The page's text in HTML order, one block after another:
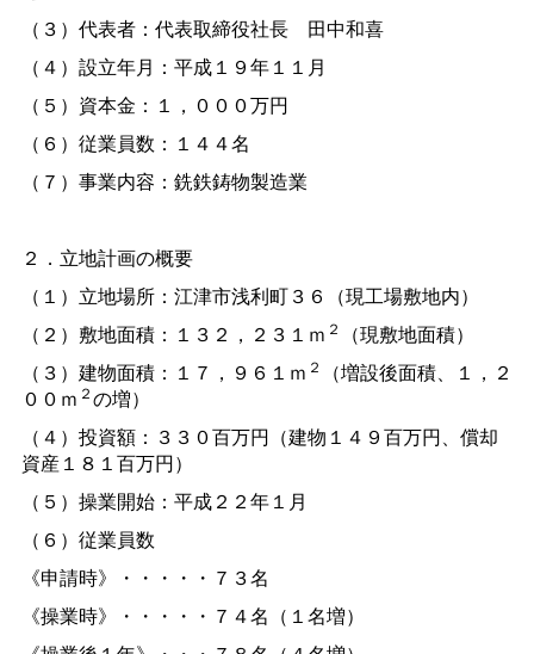
（３）代表者：代表取締役社長 田中和喜
（４）設立年月：平成１９年１１月
（５）資本金：１，０００万円
（６）従業員数：１４４名
（７）事業内容：銑鉄鋳物製造業
２．立地計画の概要
（１）立地場所：江津市浅利町３６（現工場敷地内）
（２）敷地面積：１３２，２３１ｍ ２
（現敷地面積）
（３）建物面積：１７，９６１ｍ ２
（増設後面積、１，２
００ｍ ２の増）
（４）投資額：３３０百万円（建物１４９百万円、償却
資産１８１百万円）
（５）操業開始：平成２２年１月
（６）従業員数
《申請時》・・・・・７３名
《操業時》・・・・・７４名（１名増）